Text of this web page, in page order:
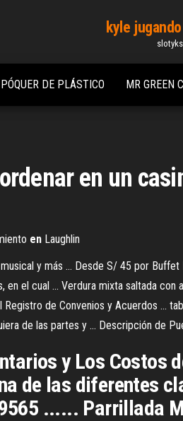
kyle
DE PLÁSTICO MR GREEN
en un
en Laughlin
y más ... Desde S/ 45 por
el cual ... Verdura mixta saltada con
de Convenios y Acuerdos ...
de las partes y ... Descripción de
y Los
de las diferentes
...... Parrillada